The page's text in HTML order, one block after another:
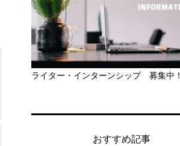
ライター・インターンシップ 募集中！
おすすめ記事